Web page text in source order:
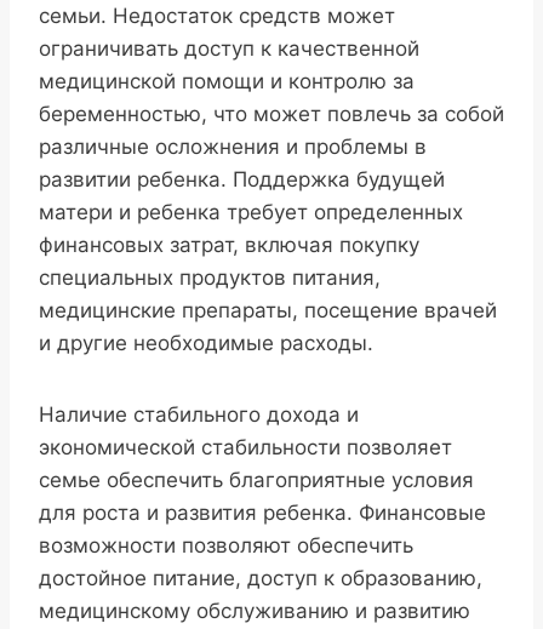
семьи. Недостаток средств может
ограничивать доступ к качественной
медицинской помощи и контролю за
беременностью, что может повлечь за собой
различные осложнения и проблемы в
развитии ребенка. Поддержка будущей
матери и ребенка требует определенных
финансовых затрат, включая покупку
специальных продуктов питания,
медицинские препараты, посещение врачей
и другие необходимые расходы.
Наличие стабильного дохода и
экономической стабильности позволяет
семье обеспечить благоприятные условия
для роста и развития ребенка. Финансовые
возможности позволяют обеспечить
достойное питание, доступ к образованию,
медицинскому обслуживанию и развитию